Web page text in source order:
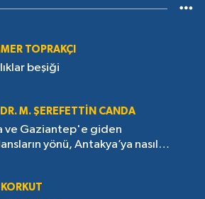
TOPRAKÇI
beşiği
DR. M. ŞEREFETTIN CANDA
ve Gaziantep'e giden
yönü, Antakya’ya nasıl